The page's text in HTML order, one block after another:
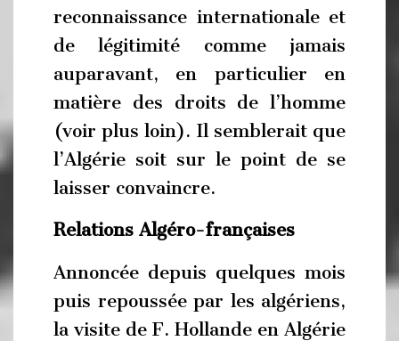
reconnaissance internationale et
de légitimité comme jamais
auparavant, en particulier en
matière des droits de l’homme
(voir plus loin). Il semblerait que
l’Algérie soit sur le point de se
laisser convaincre.
Relations Algéro-françaises
Annoncée depuis quelques mois
puis repoussée par les algériens,
la visite de F. Hollande en Algérie